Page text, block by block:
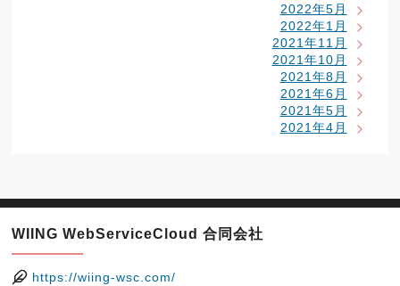
2022年5月
2022年1月
2021年11月
2021年10月
2021年8月
2021年6月
2021年5月
2021年4月
WIING WebServiceCloud 合同会社
https://wiing-wsc.com/